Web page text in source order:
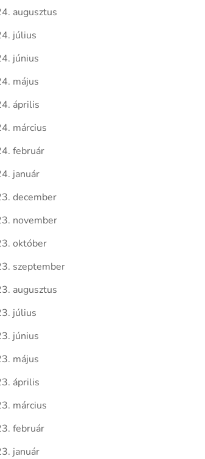
augusztus
július
június
május
április
március
február
január
december
november
október
szeptember
augusztus
július
június
május
április
március
február
január